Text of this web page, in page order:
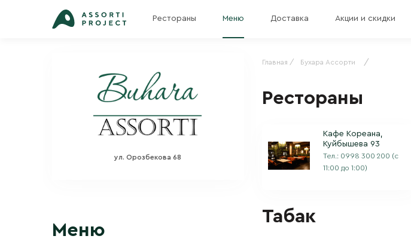
Рестораны Меню Доставка Акции и скидки
ул. Орозбекова 68
Меню
Главная / Бухара Ассорти /
Рестораны
Кафе Кореана,
Куйбышева 93
Тел.: 0998 300 200 (с
11:00 до 1:00)
Табак